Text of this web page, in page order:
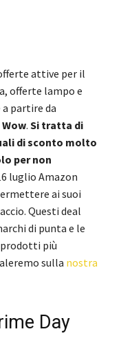
attive per il
offerte lampo e
partire da
. Si tratta di
di sconto molto
per non
luglio Amazon
ai suoi
Questi deal
di punta e le
prodotti più
sulla nostra
Day